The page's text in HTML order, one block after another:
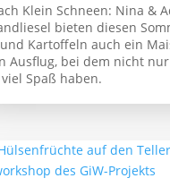
Klein Schneen: Nina &
bieten diesen
Kartoffeln auch ein
Ausflug, bei dem nicht
Spaß haben.